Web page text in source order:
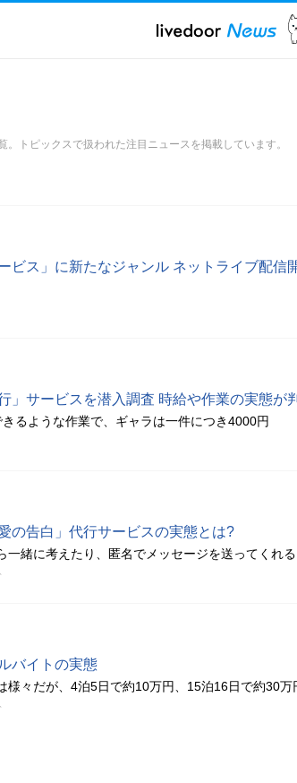
。トピックスで扱われた注目ニュースを掲載しています。
ビス」に新たなジャンル ネットライブ配信
」サービスを潜入調査 時給や作業の実態が
るような作業で、ギャラは一件につき4000円
の告白」代行サービスの実態とは?
一緒に考えたり、匿名でメッセージを送ってくれる
バイトの実態
様々だが、4泊5日で約10万円、15泊16日で約30万